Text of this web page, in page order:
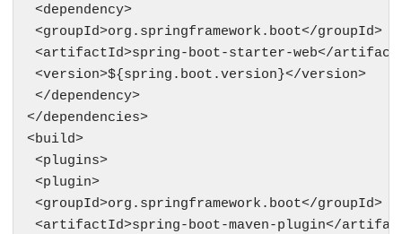
<dependency>
<groupId>org.springframework.boot</groupId>
<artifactId>spring-boot-starter-web</
<version>${spring.boot.version}</version>
</dependency>
</dependencies>
<build>
<plugins>
<plugin>
<groupId>org.springframework.boot</groupId>
<artifactId>spring-boot-maven-plugin</